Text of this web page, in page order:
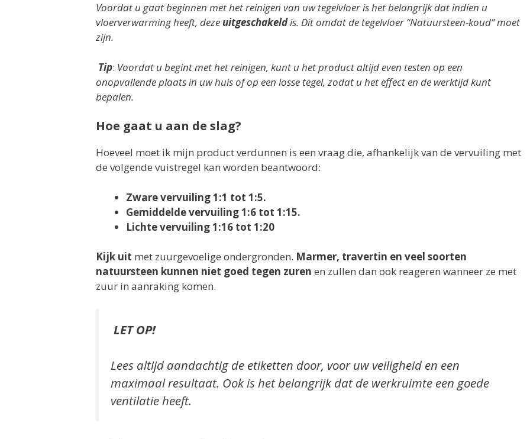
Voordat u gaat beginnen met het reinigen van uw tegelvloer is het belangrijk dat indien u
vloerverwarming heeft, deze uitgeschakeldis. Dit omdat de tegelvloer “Natuursteen-koud” moet
zijn.
Tip: Voordat u begint met het reinigen, kunt u het product altijd even testen op een
onopvallende plaats in uw huis of op een losse tegel, zodat u het effect en de werktijd kunt
bepalen.
Hoe gaat u aan de slag?
Hoeveel moet ik mijn product verdunnen is een vraag die, afhankelijk van de vervuiling met
de volgende vuistregel kan worden beantwoord:
Zware vervuiling 1:1 tot 1:5.
Gemiddelde vervuiling 1:6 tot 1:15.
Lichte vervuiling 1:16 tot 1:20
Kijk uit met zuurgevoelige ondergronden. Marmer, travertin en veel soorten
natuursteen kunnen niet goed tegen zuren en zullen dan ook reageren wanneer ze met
zuur in aanraking komen.
LET OP!
Lees altijd aandachtig de etiketten door, voor uw veiligheid en een
maximaal resultaat. Ook is het belangrijk dat de werkruimte een goede
ventilatie heeft.